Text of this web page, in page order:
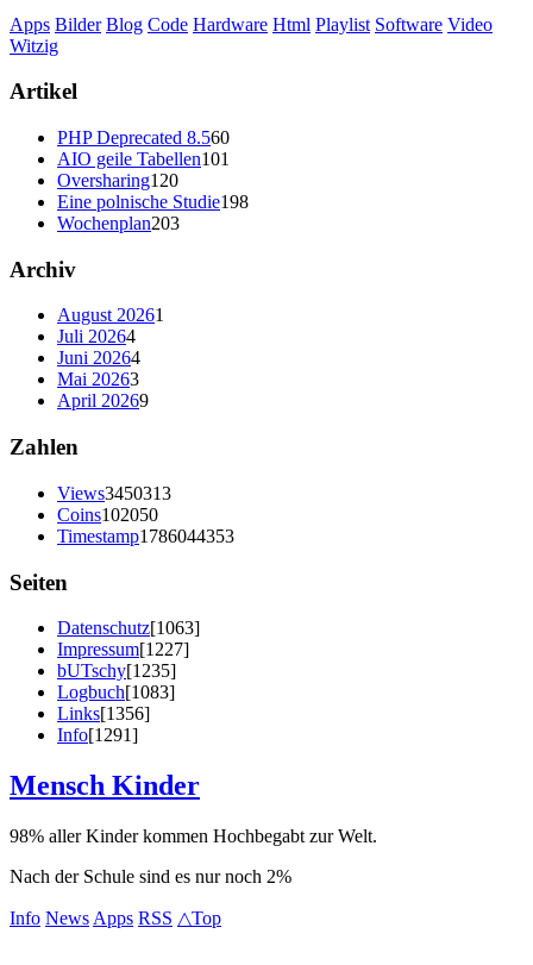
Apps Bilder Blog Code Hardware Html Playlist Software Video
Witzig
Artikel
PHP Deprecated 8.560
AIO geile Tabellen101
Oversharing120
Eine polnische Studie198
Wochenplan203
Archiv
August 20261
Juli 20264
Juni 20264
Mai 20263
April 20269
Zahlen
Views3450313
Coins102050
Timestamp1786044353
Seiten
Datenschutz[1063]
Impressum[1227]
bUTschy[1235]
Logbuch[1083]
Links[1356]
Info[1291]
Mensch Kinder
98% aller Kinder kommen Hochbegabt zur Welt.
Nach der Schule sind es nur noch 2%
Info News Apps RSS △Top